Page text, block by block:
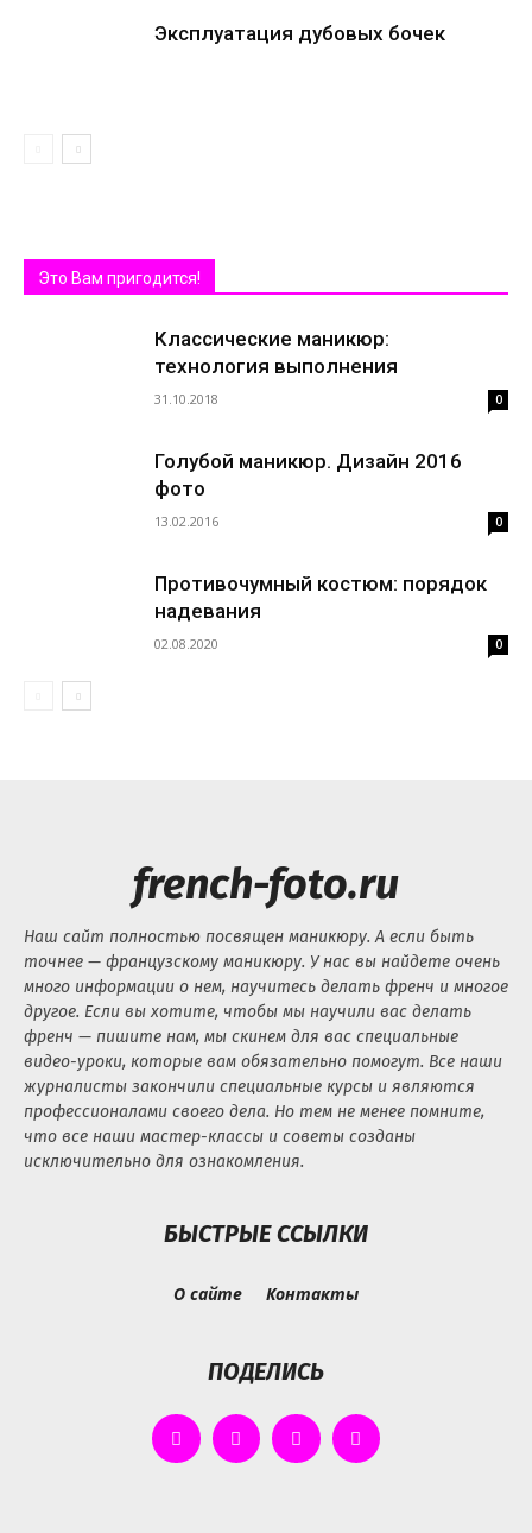
Эксплуатация дубовых бочек
Это Вам пригодится!
Классические маникюр:
технология выполнения
31.10.2018 0
Голубой маникюр. Дизайн 2016
фото
13.02.2016 0
Противочумный костюм: порядок
надевания
02.08.2020 0
french-foto.ru
Наш сайт полностью посвящен маникюру. А если быть
точнее — французскому маникюру. У нас вы найдете очень
много информации о нем, научитесь делать френч и многое
другое. Если вы хотите, чтобы мы научили вас делать
френч — пишите нам, мы скинем для вас специальные
видео-уроки, которые вам обязательно помогут. Все наши
журналисты закончили специальные курсы и являются
профессионалами своего дела. Но тем не менее помните,
что все наши мастер-классы и советы созданы
исключительно для ознакомления.
БЫСТРЫЕ ССЫЛКИ
О сайте Контакты
ПОДЕЛИСЬ